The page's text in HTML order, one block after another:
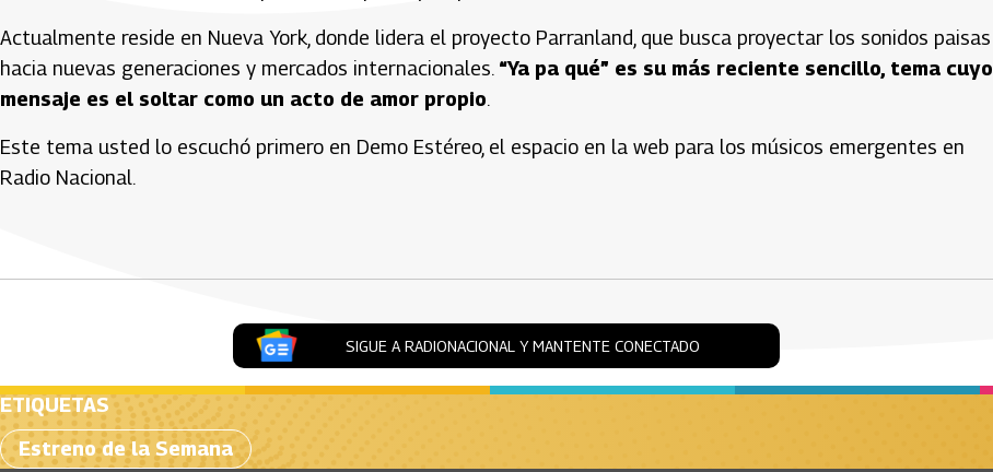
Actualmente reside en Nueva York, donde lidera el proyecto Parranland, que busca proyectar los sonidos paisas
hacia nuevas generaciones y mercados internacionales. “Ya pa qué” es su más reciente sencillo, tema cuyo
mensaje es el soltar como un acto de amor propio.
Este tema usted lo escuchó primero en Demo Estéreo, el espacio en la web para los músicos emergentes en
Radio Nacional.
SIGUE A RADIONACIONAL Y MANTENTE CONECTADO
ETIQUETAS
Estreno de la Semana